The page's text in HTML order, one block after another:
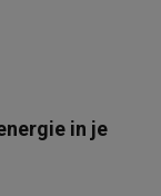
in je